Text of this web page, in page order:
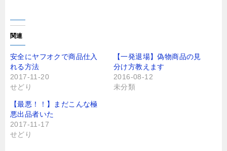
し
て
T
i
t
t
e
r
で
共
(
新
し
い
ウ
ィ
ン
共
有
る
に
リ
ッ
ク
し
て
関連
安全にヤフオクで商品仕入
れる方法
2017-11-20
せどり
【一発退場】偽物商品の見
分け方教えます
2016-08-12
未分類
【最悪！！】まだこんな極
悪出品者いた
2017-11-17
せどり